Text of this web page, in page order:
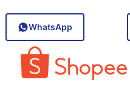
WhatsApp